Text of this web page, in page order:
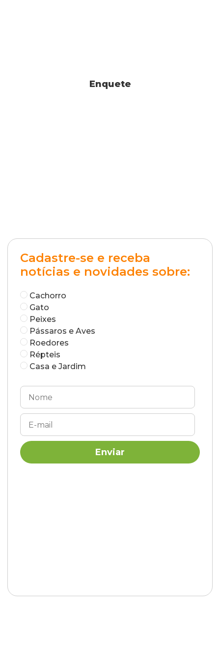
Enquete
Cadastre-se e receba
notícias e novidades sobre:
Cachorro
Gato
Peixes
Pássaros e Aves
Roedores
Répteis
Casa e Jardim